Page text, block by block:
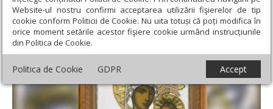
Website-ul nostru confirmi acceptarea utilizării fişierelor de tip
cookie conform Politicii de Cookie. Nu uita totuși că poți modifica în
orice moment setările acestor fişiere cookie urmând instrucțiunile
din Politica de Cookie.
Politica de Cookie GDPR Accept
12 iulie 2022 - Articole asociate